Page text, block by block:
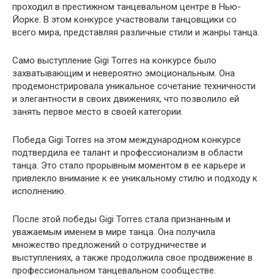
проходил в престижном танцевальном центре в Нью-
Йорке. В этом конкурсе участвовали танцовщики со
всего мира, представляя различные стили и жанры танца.
Само выступление Gigi Torres на конкурсе было
захватывающим и невероятно эмоциональным. Она
продемонстрировала уникальное сочетание техничности
и элегантности в своих движениях, что позволило ей
занять первое место в своей категории.
Победа Gigi Torres на этом международном конкурсе
подтвердила ее талант и профессионализм в области
танца. Это стало прорывным моментом в ее карьере и
привлекло внимание к ее уникальному стилю и подходу к
исполнению.
После этой победы Gigi Torres стала признанным и
уважаемым именем в мире танца. Она получила
множество предложений о сотрудничестве и
выступлениях, а также продолжила свое продвижение в
профессиональном танцевальном сообществе.